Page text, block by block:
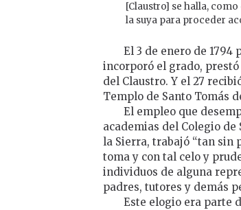
[Claustro] se halla,
la suya para proceder
El 3 de enero de
incorporó el grado,
del Claustro. Y el 27
Templo de Santo Tomás
El empleo que
academias del Colegio de
la Sierra, trabajó “tan sin
toma y con tal celo y
individuos de alguna
padres, tutores y demás
Este elogio era parte